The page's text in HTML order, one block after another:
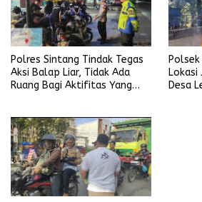
Polres Sintang Tindak Tegas
Aksi Balap Liar, Tidak Ada
Ruang Bagi Aktifitas Yang
Lokasi
Desa